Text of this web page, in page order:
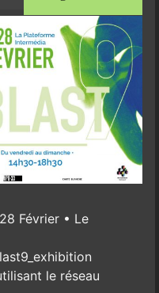
Février • Le
le réseau